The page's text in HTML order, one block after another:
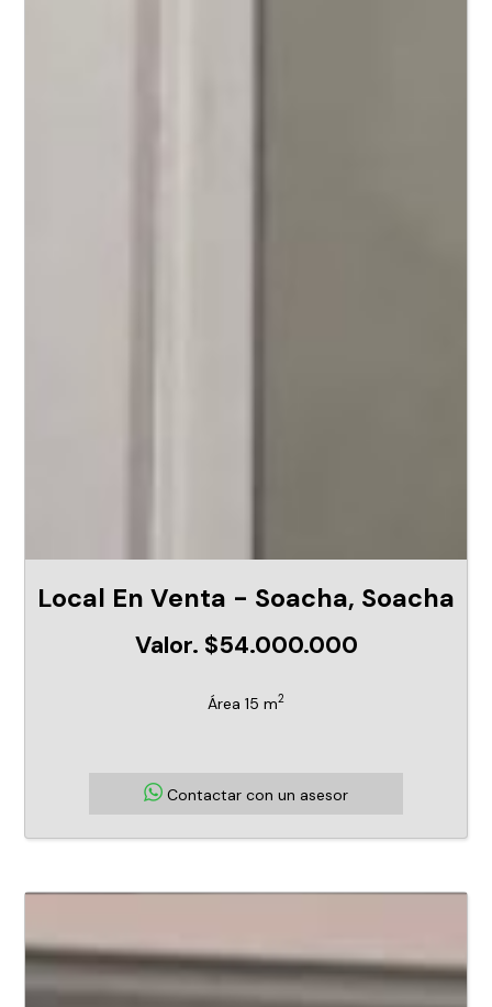
Local En Venta - Soacha, Soacha
Valor. $54.000.000
Área 15 m2
Contactar con un asesor